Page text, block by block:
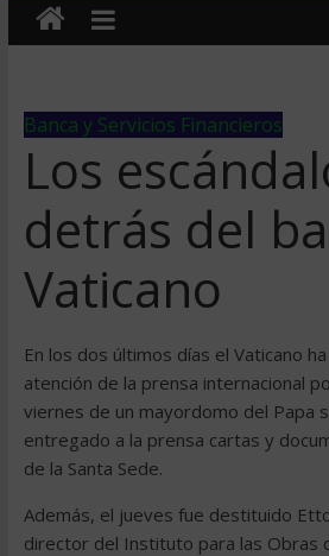
Banca y Servicios Financieros
Los
detrás del
Vaticano
En los dos últimos días el Vaticano
atención de la prensa internacional
viernes de un mayordomo del Papa
entregado a la prensa cartas y
de la Santa Sede.
Además, el jueves fue destituido
director del Instituto para las Obras